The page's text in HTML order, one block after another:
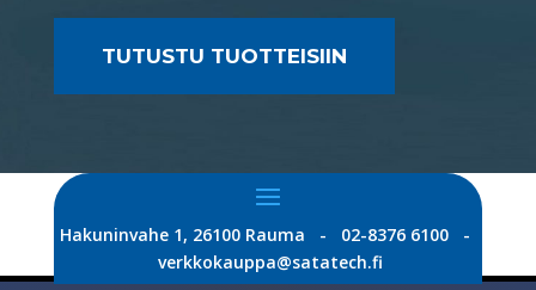
TUTUSTU TUOTTEISIIN
Hakuninvahe 1, 26100 Rauma - 02-8376 6100 -
verkkokauppa@satatech.fi